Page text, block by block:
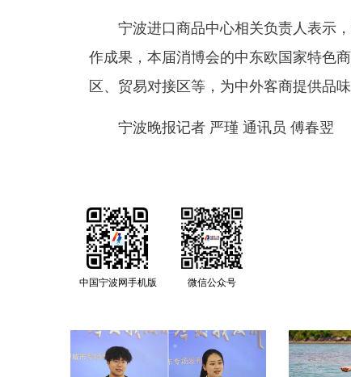
宁波进口商品中心相关负责人表示
作成果，本届消博会的中东欧国家特色
区、贸易对接区等，为中外客商提供品
宁波晚报记者 严瑾 通讯员 傅春翌
中国宁波网手机版 微信公众号